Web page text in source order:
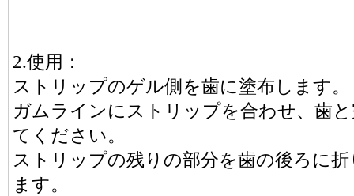
2.使用：
ストリップのゲル側を歯に塗布します。
ガムラインにストリップを合わせ、歯
てください。
ストリップの残りの部分を歯の後ろに
ます。